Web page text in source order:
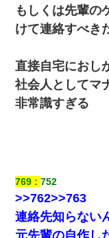
もしくは先輩の
けて連絡すべき
直接自宅におし
社会人としてマ
非常識すぎる
769 752
>>762>>763
連絡先知らない
元先輩の自作し